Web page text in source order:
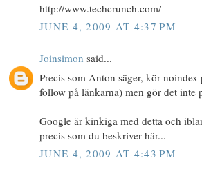
http://www.techcrunch.com/
JUNE 4, 2009 AT 4:37 PM
Joinsimon said...
Precis som Anton säger, kör
follow på länkarna) men gör det inte
Google är kinkiga med detta och
precis som du beskriver här...
JUNE 4, 2009 AT 4:43 PM